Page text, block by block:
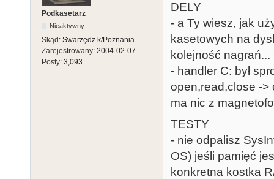
Podkasetarz
Nieaktywny
Skąd: Swarzędz k/Poznania
Zarejestrowany: 2004-02-07
Posty: 3,093
DELY
- a Ty wiesz, jak
kasetowych na
kolejność nagrań...
- handler C: był
open,read,close ->
ma nic z
TESTY
- nie odpalisz
OS) jeśli pamięć
konkretna kostka